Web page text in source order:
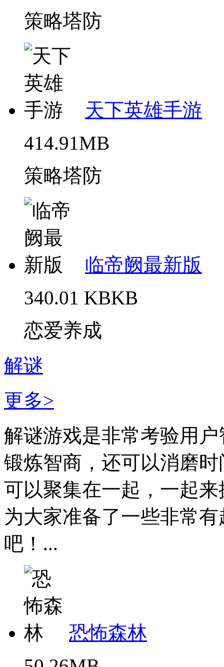
策略塔防
天下英雄手游
414.91MB
策略塔防
临帝阙最新版
340.01 KBKB
恋爱养成
解谜
更多>
解谜游戏是非常考验用
锻炼智商，还可以消磨
可以聚集在一起，一起
为大家准备了一些非常
吧！...
恐怖森林